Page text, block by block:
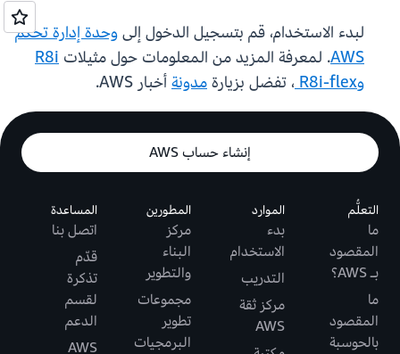
لبدء الاستخدام، قم بتسجيل الدخول إلىوحدة إدارة تحكم
AWS. لمعرفة المزيد من المعلومات حول مثيلات R8i
وR8i-flex
، تفضل بزيارةمدونةأخبار AWS.
إنشاء حساب AWS
التعلُّم
ما
المقصود
بـ AWS؟
ما
المقصود
بالحوسبة
الموارد
بدء
الاستخدام
التدريب
مركز ثقة
AWS
المطورين
مركز
البناء
والتطوير
مجموعات
تطوير
البرمجيات
المساعدة
اتصل بنا
قدّم
تذكرة
لقسم
الدعم
AWS